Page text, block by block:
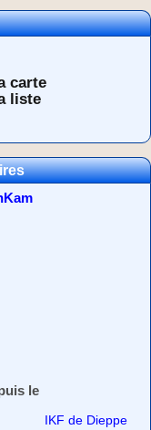
carte
liste
le
IKF de Dieppe